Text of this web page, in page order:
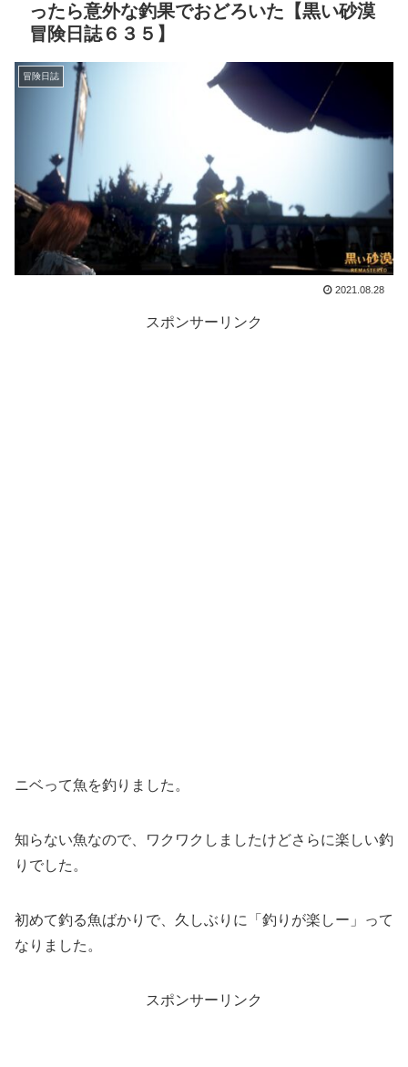
ったら意外な釣果でおどろいた【黒い砂漠
冒険日誌６３５】
冒険日誌
2021.08.28
スポンサーリンク
ニベって魚を釣りました。
知らない魚なので、ワクワクしましたけどさらに楽しい釣
りでした。
初めて釣る魚ばかりで、久しぶりに「釣りが楽しー」って
なりました。
スポンサーリンク